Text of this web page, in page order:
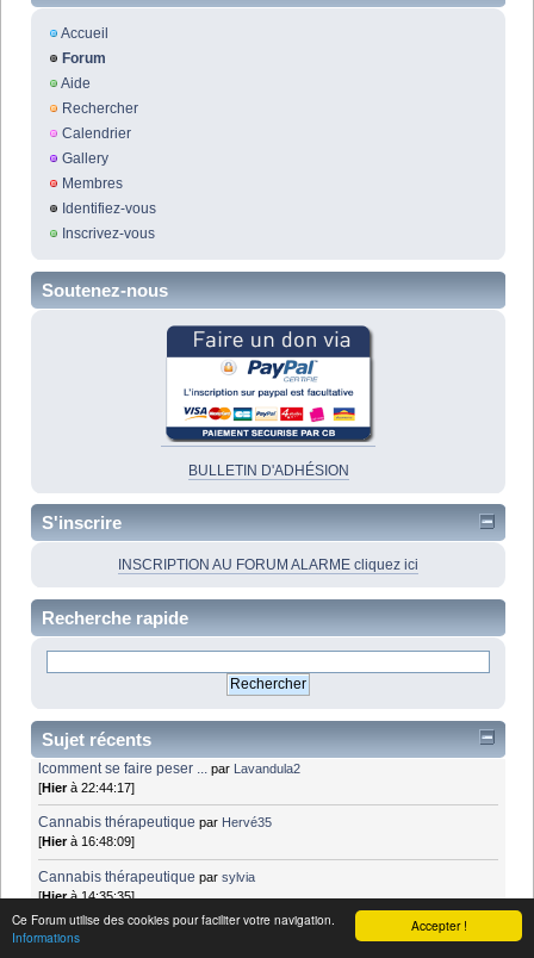
Accepter !
Ce Forum utilise des cookies pour faciliter votre navigation.
Informations
Accueil
Forum
Aide
Rechercher
Calendrier
Gallery
Membres
Identifiez-vous
Inscrivez-vous
Soutenez-nous
BULLETIN D'ADHÉSION
S'inscrire
INSCRIPTION AU FORUM ALARME cliquez ici
Recherche rapide
Sujet récents
lcomment se faire peser ... par Lavandula2
[Hierà 22:44:17]
Cannabis thérapeutique par Hervé35
[Hierà 16:48:09]
Cannabis thérapeutique parsylvia
[Hierà 14:35:35]
Recherche de bien-être et de reconnexion au corps après une lésion